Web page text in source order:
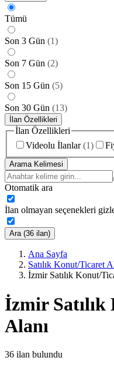
Tümü
Son 3 Gün (1)
Son 7 Gün (2)
Son 15 Gün (5)
Son 30 Gün (13)
İlan Özellikleri
İlan Özellikleri
Videolu İlanlar (1)
Arama Kelimesi
Otomatik ara
İlan olmayan seçenekleri
Ara (36 ilan)
Ana Sayfa
Satılık Konut/Ticaret
İzmir Satılık Konut/
İzmir
Alanı
36 ilan bulundu